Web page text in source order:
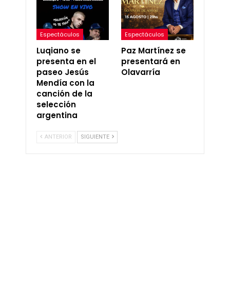
Espectáculos
Luqiano se
presenta en el
paseo Jesús
Mendía con la
canción de la
selección
argentina
Espectáculos
Paz Martínez se
presentará en
Olavarría
ANTERIOR SIGUIENTE